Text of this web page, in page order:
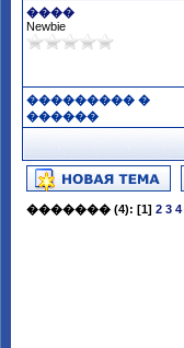
����
Newbie
��������� �
������
������� (4): [1] 2 3 4